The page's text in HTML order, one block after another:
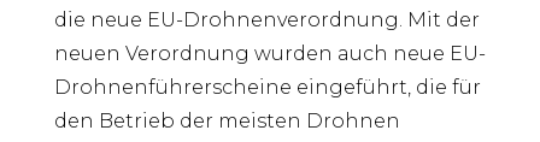
die neue EU-Drohnenverordnung. Mit der
neuen Verordnung wurden auch neue EU-
Drohnenführerscheine eingeführt, die für
den Betrieb der meisten Drohnen